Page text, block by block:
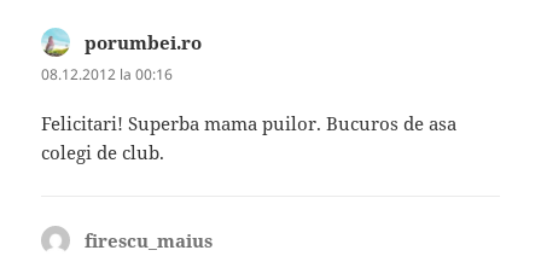
porumbei.ro
08.12.2012 la 00:16
Felicitari! Superba mama puilor. Bucuros de asa
colegi de club.
firescu_maius